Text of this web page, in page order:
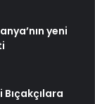
yeni